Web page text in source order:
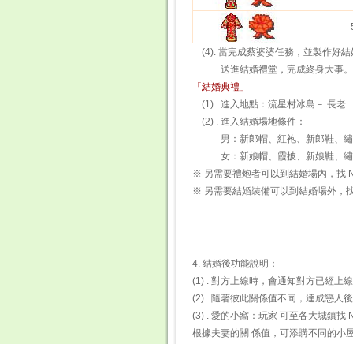
(4). 當完成蔡婆婆任務，並製作好
送進結婚禮堂，完成終身大事。
「結婚典禮」
(1) . 進入地點：流星村冰島－
(2) . 進入結婚場地條件：
男：新郎帽、紅袍、新郎鞋、繡
女：新娘帽、霞披、新娘鞋、繡
※ 另需要禮炮者可以到結婚場內，找
※ 另需要結婚裝備可以到結婚場外，
4. 結婚後功能說明：
(1) . 對方上線時，會通知對方已
(2) . 隨著彼此關係值不同，達成戀
(3) . 愛的小窩：玩家 可至各大城鎮找
根據夫妻的關 係值，可添購